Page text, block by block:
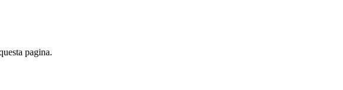
pagina.